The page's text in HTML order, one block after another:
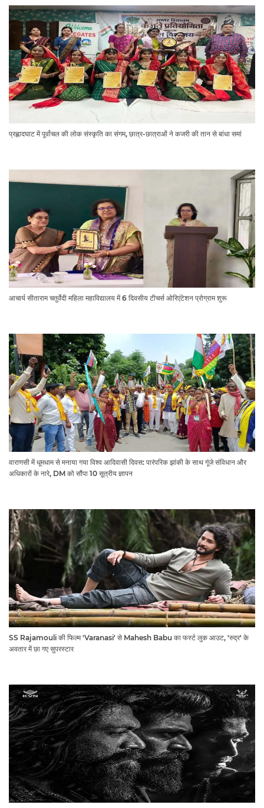
प्रह्लादघाट में पूर्वांचल की लोक संस्कृति का संगम, छात्र-छात्राओं ने कजरी की तान से बांधा समां
आचार्य सीताराम चतुर्वेदी महिला महाविद्यालय में 6 दिवसीय टीचर्स ओरिएंटेशन प्रोग्राम शुरू
वाराणसी में धूमधाम से मनाया गया विश्व आदिवासी दिवस: पारंपरिक झांकी के साथ गूंजे संविधान और
अधिकारों के नारे, DM को सौंपा 10 सूत्रीय ज्ञापन
SS Rajamouli की फिल्म 'Varanasi' से Mahesh Babu का फर्स्ट लुक आउट, 'रुद्र' के
अवतार में छा गए सुपरस्टार